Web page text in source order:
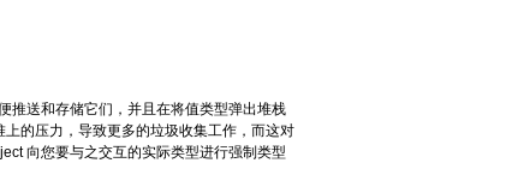
推送和存储它们，并且在将值类型弹出堆栈
的压力，导致更多的垃圾收集工作，而这对
向您要与之交互的实际类型进行强制类型